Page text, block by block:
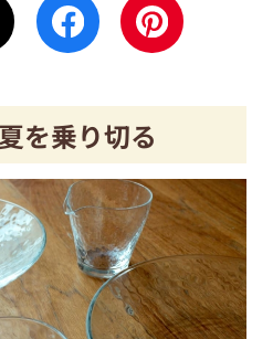
を乗り切る